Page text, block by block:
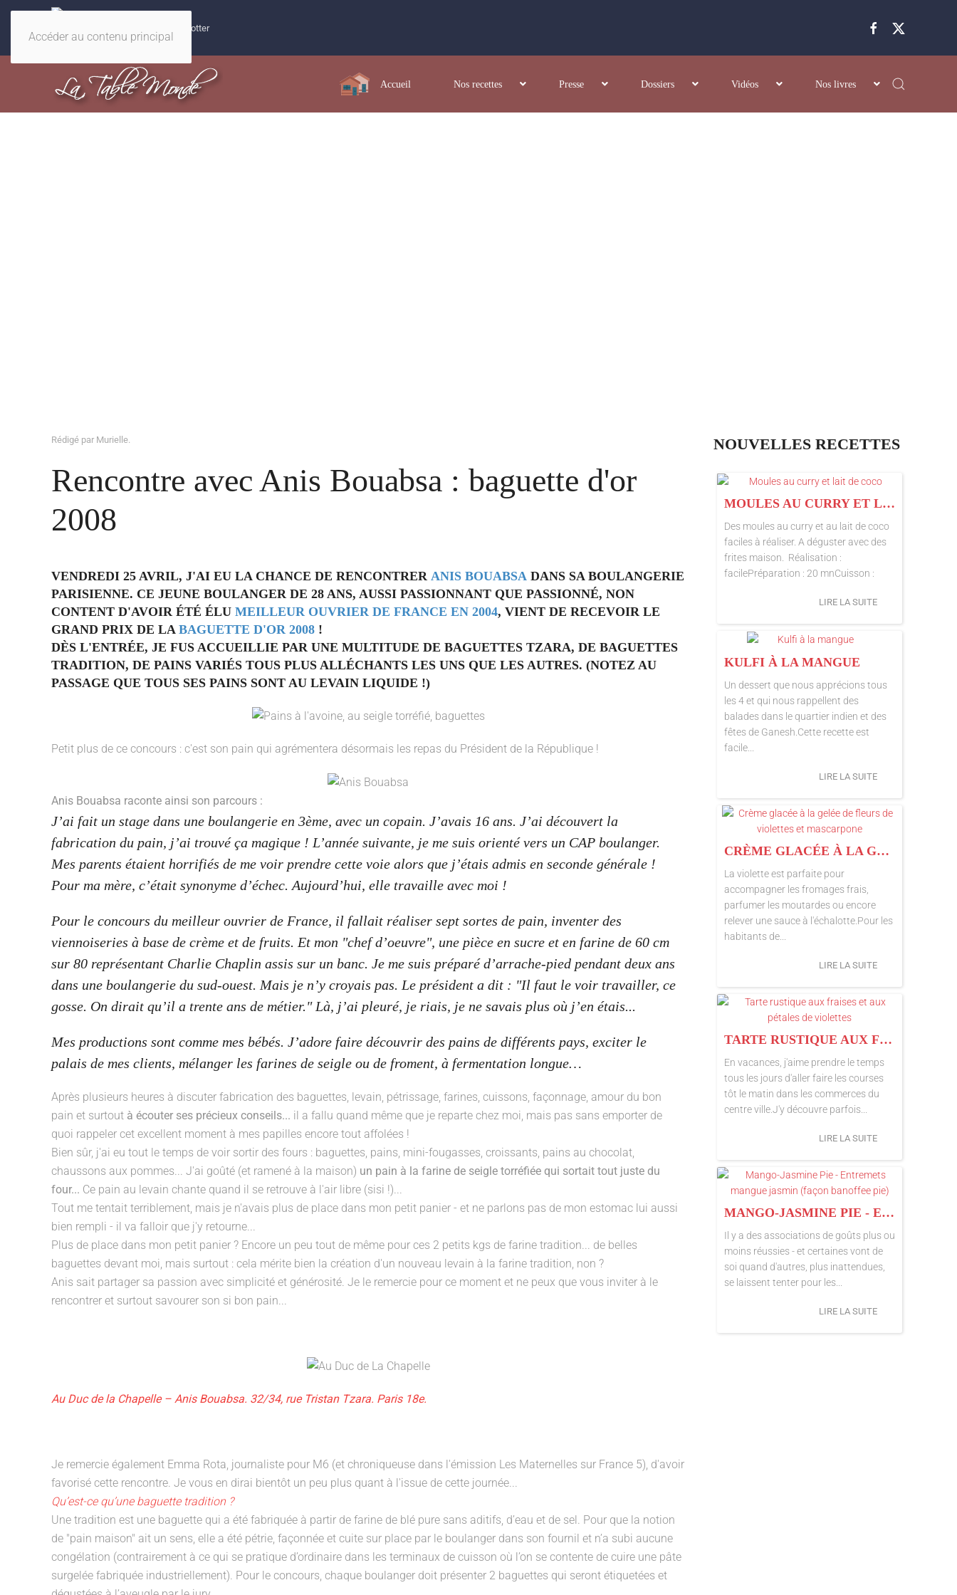
Accéder au contenu principal
32 recettes magiques Harry Potter
Accueil Nos recettes Presse Dossiers Vidéos Nos livres
Rédigé par Murielle.
Rencontre avec Anis Bouabsa : baguette d'or
2008
VENDREDI 25 AVRIL, J'AI EU LA CHANCE DE RENCONTRER ANIS BOUABSA DANS SA BOULANGERIE
PARISIENNE. CE JEUNE BOULANGER DE 28 ANS, AUSSI PASSIONNANT QUE PASSIONNÉ, NON
CONTENT D'AVOIR ÉTÉ ÉLU MEILLEUR OUVRIER DE FRANCE EN 2004, VIENT DE RECEVOIR LE
GRAND PRIX DE LA BAGUETTE D'OR 2008 !
DÈS L'ENTRÉE, JE FUS ACCUEILLIE PAR UNE MULTITUDE DE BAGUETTES TZARA, DE BAGUETTES
TRADITION, DE PAINS VARIÉS TOUS PLUS ALLÉCHANTS LES UNS QUE LES AUTRES. (NOTEZ AU
PASSAGE QUE TOUS SES PAINS SONT AU LEVAIN LIQUIDE !)
Petit plus de ce concours : c'est son pain qui agrémentera désormais les repas du Président de la République !
Anis Bouabsa raconte ainsi son parcours :
J’ai fait un stage dans une boulangerie en 3ème, avec un copain. J’avais 16 ans. J’ai découvert la
fabrication du pain, j’ai trouvé ça magique ! L’année suivante, je me suis orienté vers un CAP boulanger.
Mes parents étaient horrifiés de me voir prendre cette voie alors que j’étais admis en seconde générale !
Pour ma mère, c’était synonyme d’échec. Aujourd’hui, elle travaille avec moi !
Pour le concours du meilleur ouvrier de France, il fallait réaliser sept sortes de pain, inventer des
viennoiseries à base de crème et de fruits. Et mon "chef d’oeuvre", une pièce en sucre et en farine de 60 cm
sur 80 représentant Charlie Chaplin assis sur un banc. Je me suis préparé d’arrache-pied pendant deux ans
dans une boulangerie du sud-ouest. Mais je n’y croyais pas. Le président a dit : "Il faut le voir travailler, ce
gosse. On dirait qu’il a trente ans de métier." Là, j’ai pleuré, je riais, je ne savais plus où j’en étais...
Mes productions sont comme mes bébés. J’adore faire découvrir des pains de différents pays, exciter le
palais de mes clients, mélanger les farines de seigle ou de froment, à fermentation longue…
Après plusieurs heures à discuter fabrication des baguettes levain pétrissage farines cuissons façonnage amour du bon
pain et surtout à écouter ses précieux conseils... il a fallu quand même que je reparte chez moi, mais pas sans emporter de
quoi rappeler cet excellent moment à mes papilles encore tout affolées !
Bien sûr, j'ai eu tout le temps de voir sortir des fours : baguettes pains mini-fougasses croissants pains au chocolat
chaussons aux pommes ... J'ai goûté (et ramené à la maison) un pain à la farine de seigle torréfiée qui sortait tout juste du
four... Ce pain au levain chante quand il se retrouve à l'air libre (sisi !)...
Tout me tentait terriblement, mais je n'avais plus de place dans mon petit panier - et ne parlons pas de mon estomac lui aussi
bien rempli - il va falloir que j'y retourne...
Plus de place dans mon petit panier ? Encore un peu tout de même pour ces 2 petits kgs de farine tradition ... de belles
baguettes devant moi, mais surtout : cela mérite bien la création d'un nouveau levain à la farine tradition, non ?
Anis sait partager sa passion avec simplicité et générosité. Je le remercie pour ce moment et ne peux que vous inviter à le
rencontrer et surtout savourer son si bon pain...
Au Duc de la Chapelle – Anis Bouabsa. 32/34, rue Tristan Tzara. Paris 18e.
Je remercie également Emma Rota, journaliste pour M6 (et chroniqueuse dans l'émission Les Maternelles sur France 5), d'avoir
favorisé cette rencontre. Je vous en dirai bientôt un peu plus quant à l'issue de cette journée...
Qu’est-ce qu’une baguette tradition ?
Une tradition est une baguette qui a été fabriquée à partir de farine de blé pure sans aditifs, d’eau et de sel. Pour que la notion
de "pain maison" ait un sens, elle a été pétrie, façonnée et cuite sur place par le boulanger dans son fournil et n’a subi aucune
congélation (contrairement à ce qui se pratique d’ordinaire dans les terminaux de cuisson où l’on se contente de cuire une pâte
surgelée fabriquée industriellement). Pour le concours, chaque boulanger doit présenter 2 baguettes qui seront étiquetées et
NOUVELLES RECETTES
MOULES AU CURRY ET LAIT DE COCO
Des moules au curry et au lait de coco
faciles à réaliser. A déguster avec des
frites maison. Réalisation :
facilePréparation : 20 mnCuisson :
LIRE LA SUITE
KULFI À LA MANGUE
Un dessert que nous apprécions tous
les 4 et qui nous rappellent des
balades dans le quartier indien et des
fêtes de Ganesh.Cette recette est
facile...
LIRE LA SUITE
CRÈME GLACÉE À LA GELÉE DE FLEURS DE VIOLETTES ET MASCARPONE
La violette est parfaite pour
accompagner les fromages frais,
parfumer les moutardes ou encore
relever une sauce à l'échalotte.Pour les
habitants de...
LIRE LA SUITE
TARTE RUSTIQUE AUX FRAISES ET AUX PÉTALES DE VIOLETTES
En vacances, j'aime prendre le temps
tous les jours d'aller faire les courses
tôt le matin dans les commerces du
centre ville.J'y découvre parfois...
LIRE LA SUITE
MANGO-JASMINE PIE - ENTREMETS MANGUE JASMIN (FAÇON BANOFFEE PIE)
Il y a des associations de goûts plus ou
moins réussies - et certaines vont de
soi quand d'autres, plus inattendues,
se laissent tenter pour les...
LIRE LA SUITE